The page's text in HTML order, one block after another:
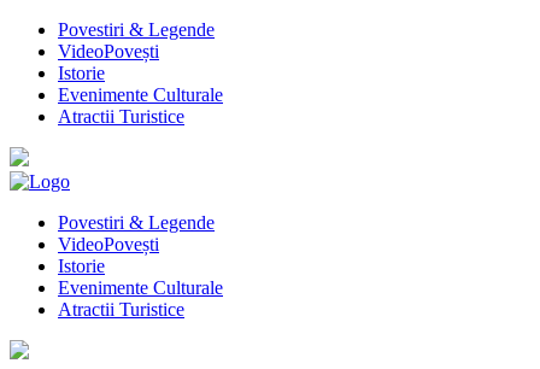
Povestiri & Legende
VideoPovești
Istorie
Evenimente Culturale
Atractii Turistice
Povestiri & Legende
VideoPovești
Istorie
Evenimente Culturale
Atractii Turistice